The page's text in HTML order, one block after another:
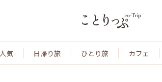
人気 日帰り旅 ひとり旅 カフェ